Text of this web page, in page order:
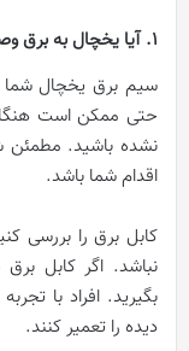
1. آیا یخچال به برق وصل است؟
سیم برق یخچال
حتی ممکن است
نشده باشید. مطمئن
اقدام شما باشد.
کابل برق را بررسی
نباشد. اگر کابل
بگیرید. افراد با
دیده را تعمیر کنند.